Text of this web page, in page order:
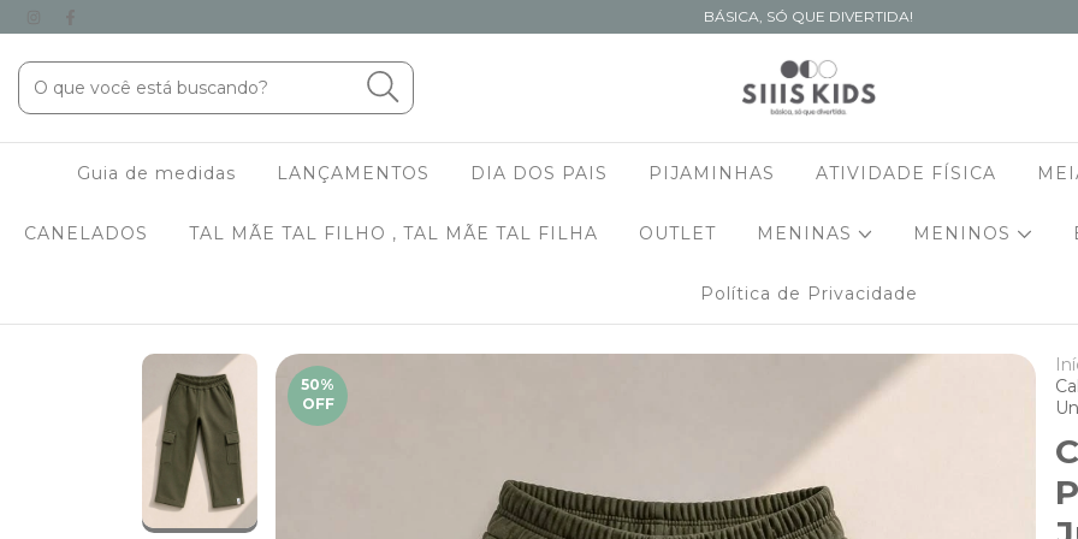
BÁSICA, SÓ QUE DIVERTIDA!
Guia de medidas LANÇAMENTOS DIA DOS PAIS PIJAMINHAS ATIVIDADE FÍSICA
CANELADOS TAL MÃE TAL FILHO , TAL MÃE TAL FILHA OUTLET MENINAS MENINOS
Política de Privacidade
50%
OFF